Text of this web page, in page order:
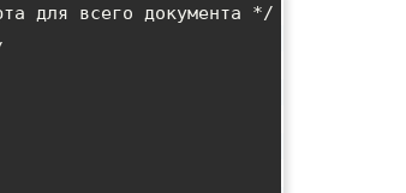
для всего документа */